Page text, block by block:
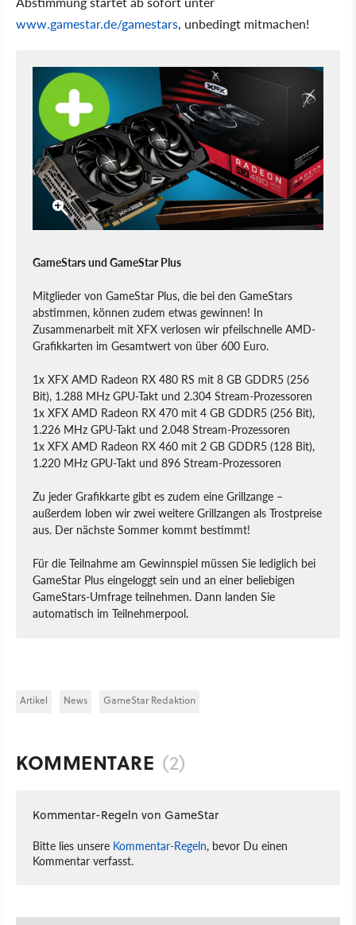
www.gamestar.de/gamestars, unbedingt mitmachen!
GameStars und GameStar Plus
Mitglieder von GameStar Plus, die bei den GameStars
abstimmen, können zudem etwas gewinnen! In
Zusammenarbeit mit XFX verlosen wir pfeilschnelle AMD-
Grafikkarten im Gesamtwert von über 600 Euro.
1x XFX AMD Radeon RX 480 RS mit 8 GB GDDR5 (256
Bit), 1.288 MHz GPU-Takt und 2.304 Stream-Prozessoren
1x XFX AMD Radeon RX 470 mit 4 GB GDDR5 (256 Bit),
1.226 MHz GPU-Takt und 2.048 Stream-Prozessoren
1x XFX AMD Radeon RX 460 mit 2 GB GDDR5 (128 Bit),
1.220 MHz GPU-Takt und 896 Stream-Prozessoren
Zu jeder Grafikkarte gibt es zudem eine Grillzange –
außerdem loben wir zwei weitere Grillzangen als Trostpreise
aus. Der nächste Sommer kommt bestimmt!
Für die Teilnahme am Gewinnspiel müssen Sie lediglich bei
GameStar Plus eingeloggt sein und an einer beliebigen
GameStars-Umfrage teilnehmen. Dann landen Sie
automatisch im Teilnehmerpool.
Artikel News GameStar Redaktion
KOMMENTARE (2)
Kommentar-Regeln von GameStar
Bitte lies unsere Kommentar-Regeln, bevor Du einen
Kommentar verfasst.